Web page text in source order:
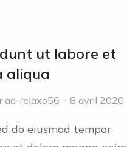
ut labore et
aliqua
ad-relaxo56 8 avril 2020
do eiusmod tempor